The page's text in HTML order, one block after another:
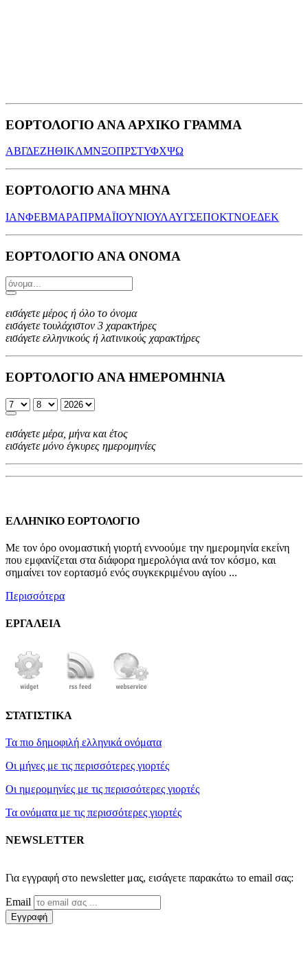
ΕΟΡΤΟΛΟΓΙΟ ΑΝΑ ΑΡΧΙΚΟ ΓΡΑΜΜΑ
ΑΒΓΔΕΖΗΘΙΚΛΜΝΞΟΠΡΣΤΥΦΧΨΩ
ΕΟΡΤΟΛΟΓΙΟ ΑΝΑ ΜΗΝΑ
ΙΑΝΦΕΒΜΑΡΑΠΡΜΑΪΙΟΥΝΙΟΥΛΑΥΓΣΕΠΟΚΤΝΟΕΔΕΚ
ΕΟΡΤΟΛΟΓΙΟ ΑΝΑ ΟΝΟΜΑ
εισάγετε μέρος ή όλο το όνομα
εισάγετε τουλάχιστον 3 χαρακτήρες
εισάγετε ελληνικούς ή λατινικούς χαρακτήρες
ΕΟΡΤΟΛΟΓΙΟ ΑΝΑ ΗΜΕΡΟΜΗΝΙΑ
εισάγετε μέρα, μήνα και έτος
εισάγετε μόνο έγκυρες ημερομηνίες
ΕΛΛΗΝΙΚΟ ΕΟΡΤΟΛΟΓΙΟ
Με τον όρο ονομαστική γιορτή εννοούμε την ημερομηνία εκείνη
που εμφανίζεται στα διάφορα ημερολόγια ανά τον κόσμο, και
σημαίνει τον εορτασμό ενός συγκεκριμένου αγίου ...
Περισσότερα
ΕΡΓΑΛΕΙΑ
ΣΤΑΤΙΣΤΙΚΑ
Τα πιο δημοφιλή ελληνικά ονόματα
Οι μήνες με τις περισσότερες γιορτές
Οι ημερομηνίες με τις περισσότερες γιορτές
Τα ονόματα με τις περισσότερες γιορτές
NEWSLETTER